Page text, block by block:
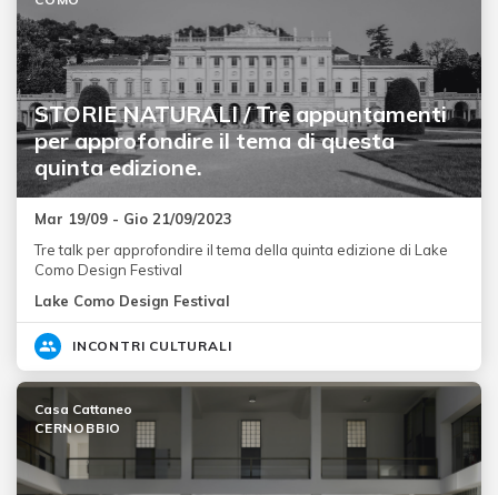
STORIE NATURALI / Tre appuntamenti
per approfondire il tema di questa
quinta edizione.
Mar 19/09 - Gio 21/09/2023
Tre talk per approfondire il tema della quinta edizione di Lake
Como Design Festival
Lake Como Design Festival
INCONTRI CULTURALI
Casa Cattaneo
CERNOBBIO